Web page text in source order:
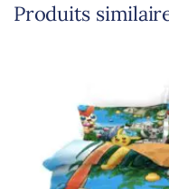
Produits